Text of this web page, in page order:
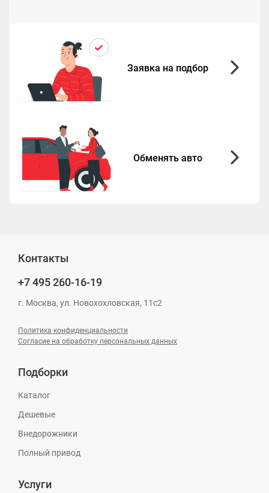
Заявка на подбор
Обменять авто
Контакты
+7 495260-16-19
г. Москва, ул. Новохохловская, 11с2
Политика конфиденциальности
Согласие на обработку персональных данных
Подборки
Каталог
Дешевые
Внедорожники
Полный привод
Услуги